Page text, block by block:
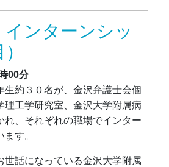
インターンシッ
00分
約３０名が、 金沢弁護士会個
理工学研究室、金沢大学附属病
れ、それぞれの職場でインター
す。
世話になっている金沢大学附属